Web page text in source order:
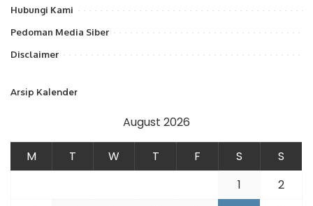
Hubungi Kami
Pedoman Media Siber
Disclaimer
Arsip Kalender
August 2026
M T W T F S
S
1
2